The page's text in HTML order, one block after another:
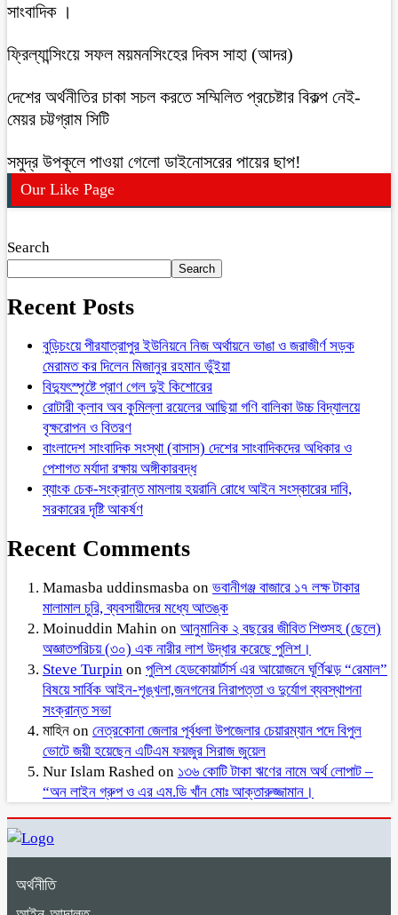
সাংবাদিক ।
ফ্রিল্যান্সিংয়ে সফল ময়মনসিংহের দিবস সাহা (আদর)
দেশের অর্থনীতির চাকা সচল করতে সম্মিলিত প্রচেষ্টার বিকল্প নেই-
মেয়র চট্টগ্রাম সিটি
সমুদ্র উপকূলে পাওয়া গেলো ডাইনোসরের পায়ের ছাপ!
Our Like Page
Search
Search
Recent Posts
বুড়িচংয়ে পীরযাত্রাপুর ইউনিয়নে নিজ অর্থায়নে ভাঙা ও জরাজীর্ণ সড়ক
মেরামত কর দিলেন মিজানুর রহমান ভুঁইয়া
বিদ্যুৎস্পৃষ্টে প্রাণ গেল দুই কিশোরের
রোটারী ক্লাব অব কুমিল্লা রয়েলের আছিয়া গণি বালিকা উচ্চ বিদ্যালয়ে
বৃক্ষরোপন ও বিতরণ
বাংলাদেশ সাংবাদিক সংস্থা (বাসাস) দেশের সাংবাদিকদের অধিকার ও
পেশাগত মর্যাদা রক্ষায় অঙ্গীকারবদ্ধ
ব্যাংক চেক-সংক্রান্ত মামলায় হয়রানি রোধে আইন সংস্কারের দাবি,
সরকারের দৃষ্টি আকর্ষণ
Recent Comments
Mamasba uddinsmasba on ভবানীগঞ্জ বাজারে ১৭ লক্ষ টাকার
মালামাল চুরি, ব্যবসায়ীদের মধ্যে আতঙ্ক
Moinuddin Mahin on আনুমানিক ২ বছরের জীবিত শিশুসহ (ছেলে)
অজ্ঞাতপরিচয় (৩০) এক নারীর লাশ উদ্ধার করেছে পুলিশ।
Steve Turpin on পুলিশ হেডকোয়ার্টার্স এর আয়োজনে ঘূর্ণিঝড় “রেমাল”
বিষয়ে সার্বিক আইন-শৃঙ্খলা,জনগনের নিরাপত্তা ও দুর্যোগ ব্যবস্থাপনা
সংক্রান্ত সভা
মাহিন on নেত্রকোনা জেলার পূর্বধলা উপজেলার চেয়ারম্যান পদে বিপুল
ভোটে জয়ী হয়েছেন এটিএম ফয়জুর সিরাজ জুয়েল
Nur Islam Rashed on ১৩৬ কোটি টাকা ঋণের নামে অর্থ লোপাট –
“অন লাইন গ্রুপ ও এর এম.ডি খাঁন মোঃ আক্তারুজ্জামান।
অর্থনীতি